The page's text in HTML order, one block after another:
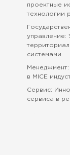
проектные
технологии
управление:
системами
в MICE
Сервис:
сервиса в